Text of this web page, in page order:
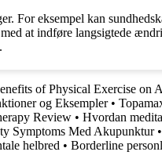
For eksempel kan
at indføre langsigtede
of Physical Exercise on
og Eksempler•
Review • Hvordan
Symptoms Med Akupunktur•
helbred • Borderline